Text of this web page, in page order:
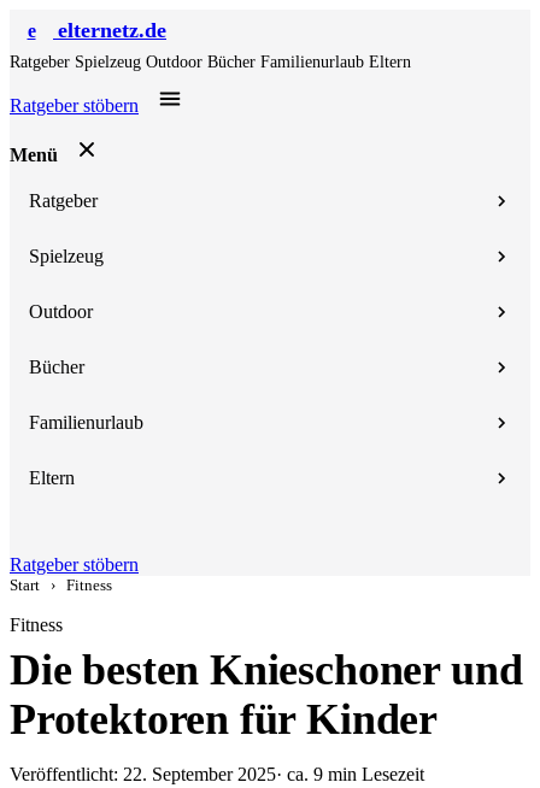
e elternetz.de
Ratgeber Spielzeug Outdoor Bücher Familienurlaub Eltern
Ratgeber stöbern
Menü
Ratgeber
Spielzeug
Outdoor
Bücher
Familienurlaub
Eltern
Ratgeber stöbern
Start › Fitness
Fitness
Die besten Knieschoner und
Protektoren für Kinder
Veröffentlicht: 22. September 2025· ca. 9 min Lesezeit